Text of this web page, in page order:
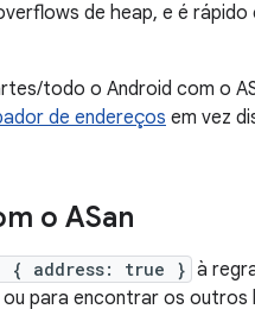
de heap, e é
todo o Android com o
de endereços em vez
o ASan
{ address: true } à
para encontrar os outros